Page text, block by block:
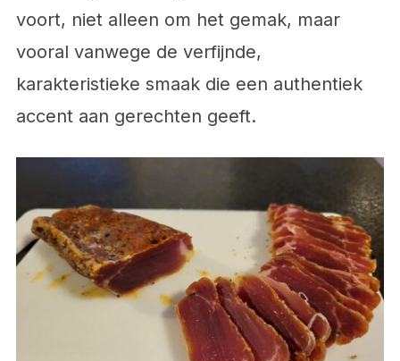
voort, niet alleen om het gemak, maar
vooral vanwege de verfijnde,
karakteristieke smaak die een authentiek
accent aan gerechten geeft.